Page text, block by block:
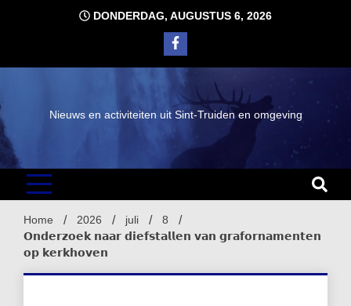
DONDERDAG, AUGUSTUS 6, 2026
Nieuws en activiteiten uit Sint-Truiden en omgeving
Home 2026 juli
8
𝗢𝗻𝗱𝗲𝗿𝘇𝗼𝗲𝗸 𝗻𝗮𝗮𝗿 𝗱𝗶𝗲𝗳𝘀𝘁𝗮𝗹𝗹𝗲𝗻 𝘃𝗮𝗻 𝗴𝗿𝗮𝗳𝗼𝗿𝗻𝗮𝗺𝗲𝗻𝘁𝗲𝗻
𝗼𝗽 𝗸𝗲𝗿𝗸𝗵𝗼𝘃𝗲𝗻